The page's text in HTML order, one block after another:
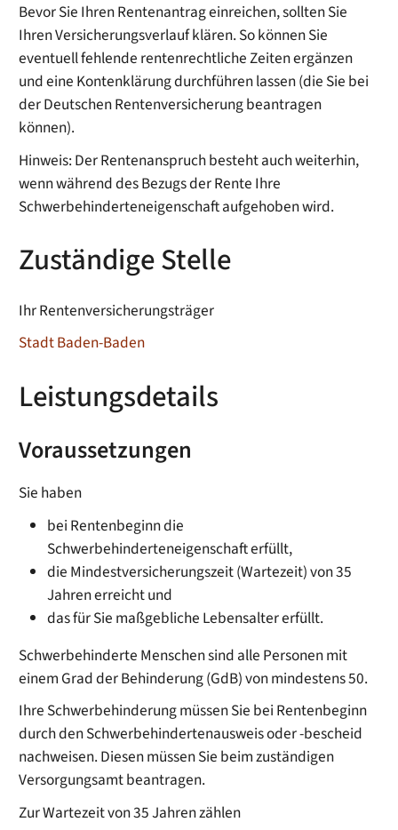
Bevor Sie Ihren Rentenantrag einreichen, sollten Sie
Ihren Versicherungsverlauf klären. So können Sie
eventuell fehlende rentenrechtliche Zeiten ergänzen
und eine Kontenklärung durchführen lassen (die Sie bei
der Deutschen Rentenversicherung beantragen
können).
Hinweis: Der Rentenanspruch besteht auch weiterhin,
wenn während des Bezugs der Rente Ihre
Schwerbehinderteneigenschaft aufgehoben wird.
Zuständige Stelle
Ihr Rentenversicherungsträger
Stadt Baden-Baden
Leistungsdetails
Voraussetzungen
Sie haben
bei Rentenbeginn die
Schwerbehinderteneigenschaft erfüllt,
die Mindestversicherungszeit (Wartezeit) von 35
Jahren erreicht und
das für Sie maßgebliche Lebensalter erfüllt.
Schwerbehinderte Menschen sind alle Personen mit
einem Grad der Behinderung (GdB) von mindestens 50.
Ihre Schwerbehinderung müssen Sie bei Rentenbeginn
durch den Schwerbehindertenausweis oder -bescheid
nachweisen. Diesen müssen Sie beim zuständigen
Versorgungsamt beantragen.
Zur Wartezeit von 35 Jahren zählen